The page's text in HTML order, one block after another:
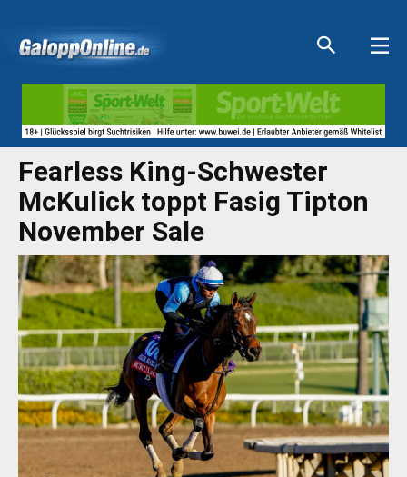
Fearless King-Schwester
McKulick toppt Fasig Tipton
November Sale